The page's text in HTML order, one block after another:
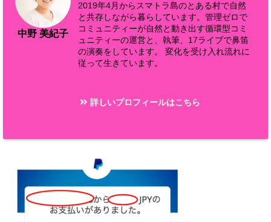
中野 美紀子
2019年4月からスマトラ島のとある村で自然
と共存しながら暮らしています。管理ゼロで
コミュニティーが自然と動き出す循環型コミ
ュニティーの運営と、執筆、17ライブで鼻笛
の演奏をしています。 変化を受け入れ流れに
従って生きています。
詳しいプロフィールはこちら